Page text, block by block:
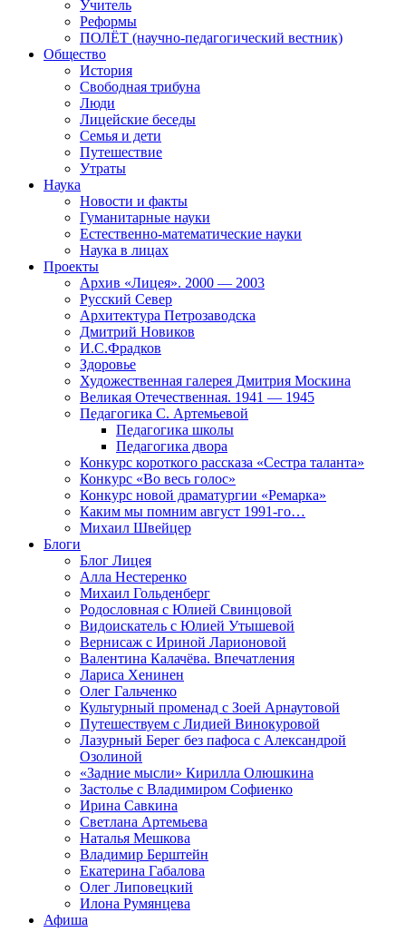
Учитель
Реформы
ПОЛЁТ (научно-педагогический вестник)
Общество
История
Свободная трибуна
Люди
Лицейские беседы
Семья и дети
Путешествие
Утраты
Наука
Новости и факты
Гуманитарные науки
Естественно-математические науки
Наука в лицах
Проекты
Архив «Лицея». 2000 — 2003
Русский Север
Архитектура Петрозаводска
Дмитрий Новиков
И.С.Фрадков
Здоровье
Художественная галерея Дмитрия Москина
Великая Отечественная. 1941 — 1945
Педагогика С. Артемьевой
Педагогика школы
Педагогика двора
Конкурс короткого рассказа «Сестра таланта»
Конкурс «Во весь голос»
Конкурс новой драматургии «Ремарка»
Каким мы помним август 1991-го…
Михаил Швейцер
Блоги
Блог Лицея
Алла Нестеренко
Михаил Гольденберг
Родословная с Юлией Свинцовой
Видоискатель с Юлией Утышевой
Вернисаж с Ириной Ларионовой
Валентина Калачёва. Впечатления
Лариса Хенинен
Олег Гальченко
Культурный променад с Зоей Арнаутовой
Путешествуем с Лидией Винокуровой
Лазурный Берег без пафоса с Александрой
Озолиной
«Задние мысли» Кирилла Олюшкина
Застолье с Владимиром Софиенко
Ирина Савкина
Светлана Артемьева
Наталья Мешкова
Владимир Берштейн
Екатерина Габалова
Олег Липовецкий
Илона Румянцева
Афиша